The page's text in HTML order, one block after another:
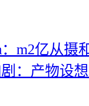
m2亿从摄
：产物设